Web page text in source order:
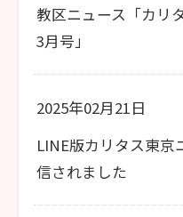
教区ニュース「カリ
3月号」
2025年02月21日
LINE版カリタス東京
信されました